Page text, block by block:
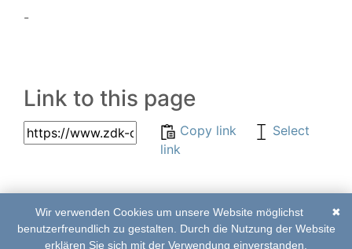
-
Link to this page
Copy link
Select
link
© 2017–2020 | ZDK-
Online Edition
List of abbreviations
Imprint Contact
✖
Wir verwenden Cookies um unsere Website möglichst
benutzerfreundlich zu gestalten. Durch die Nutzung der Website
erklären Sie sich mit der Verwendung einverstanden.